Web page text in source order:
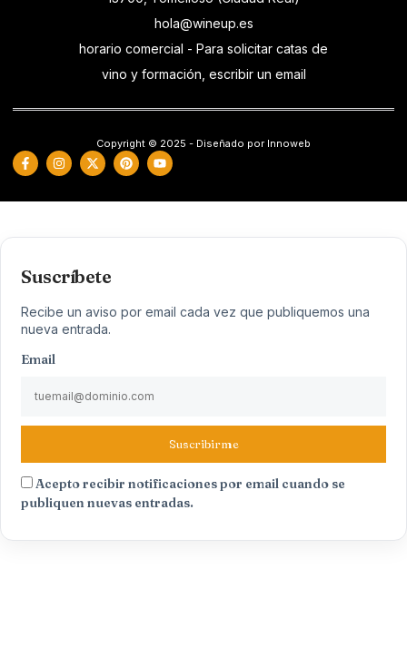
hola@wineup.es
horario comercial - Para solicitar catas de
vino y formación, escribir un email
Copyright © 2025 - Diseñado por Innoweb
Suscríbete
Recibe un aviso por email cada vez que publiquemos una
nueva entrada.
Email
Suscribirme
Acepto recibir notificaciones por email cuando se
publiquen nuevas entradas.